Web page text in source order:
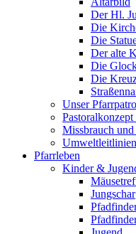
Der Hl.
Die
Die
Der alte
Die
Die
Unser
Missbrauch
Umweltleitlinien
Pfarrleben
Kinder &
Jungschar